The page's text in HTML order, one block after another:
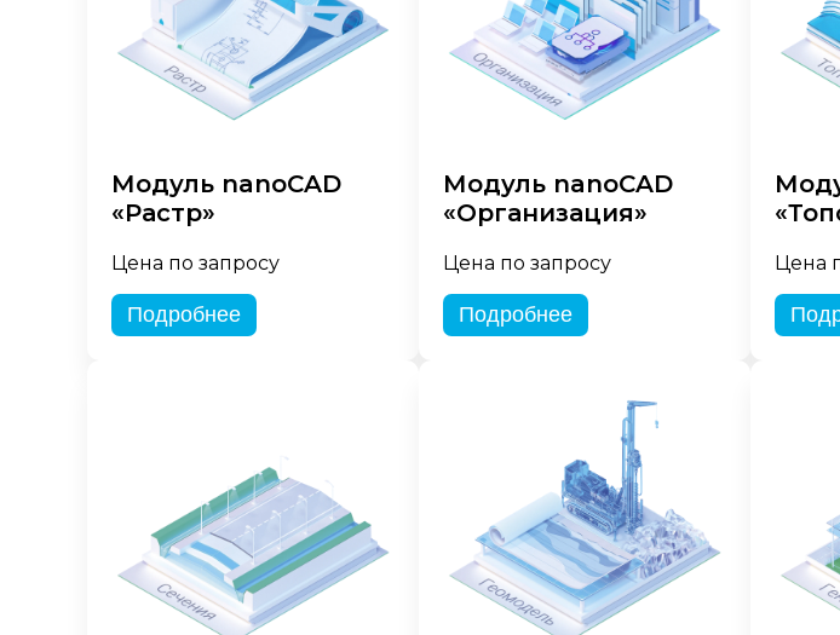
Модуль nanoCAD
«Растр»
Цена по запросу
Подробнее
Модуль nanoCAD
«Организация»
Цена по запросу
Подробнее
Цена